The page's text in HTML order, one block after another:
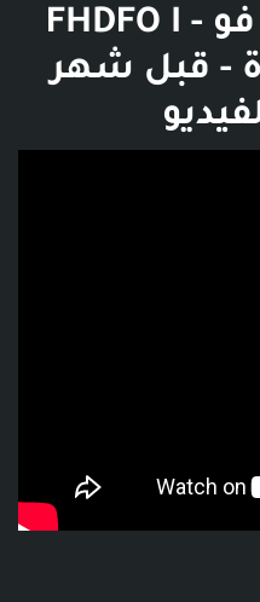
إلى القناة - فهد فو FHDFO I -
- قبل شهر